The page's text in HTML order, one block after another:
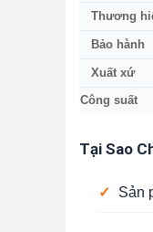
Thương
Bảo hành
Xuất xứ
Công suất
Tại Sao
✓ Sản